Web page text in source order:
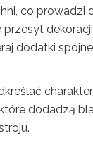
co prowadzi
dodatki
dodadzą